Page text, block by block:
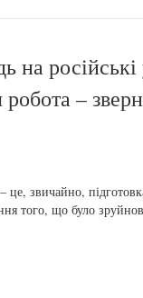
на
–
це, звичайно,
того, що було